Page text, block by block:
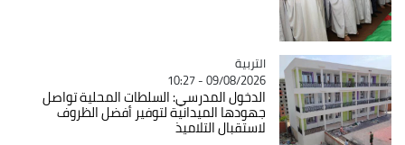
Catégorie
التربية
09/08/2026 - 10:27
الدخول المدرسي: السلطات المحلية تواصل
جهودها الميدانية لتوفير أفضل الظروف
لاستقبال التلاميذ